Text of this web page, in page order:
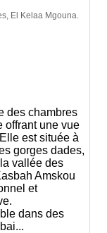
El Kelaa Mgouna.
des chambres
offrant une vue
est située à
gorges dades,
vallée des
Amskou
et
dans des